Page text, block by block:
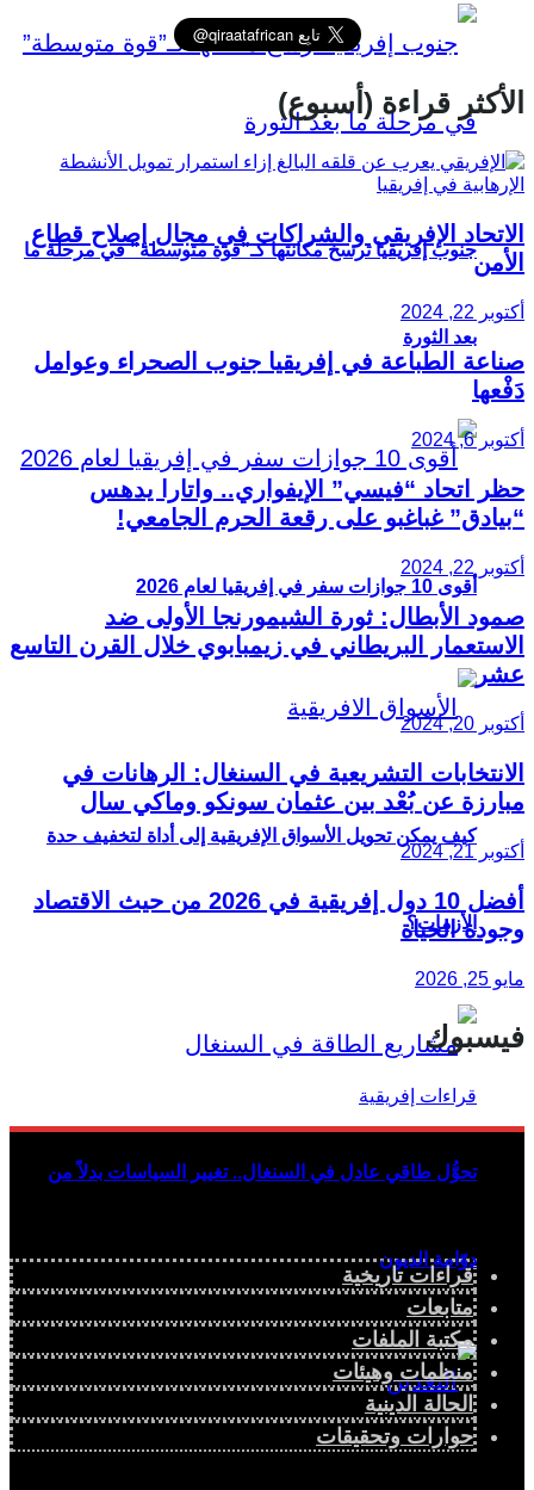
جنوب إفريقيا ترسخ مكانتها كـ”قوة متوسطة” في مرحلة ما
بعد الثورة
أقوى 10 جوازات سفر في إفريقيا لعام 2026
كيف يمكن تحويل الأسواق الإفريقية إلى أداة لتخفيف حدة
الأزمات؟
تحوُّل طاقي عادل في السنغال.. تغيير السياسات بدلاً من
دوّامة الديون
الأكثر قراءة (أسبوع)
الاتحاد الإفريقي والشراكات في مجال إصلاح قطاع
الأمن
أكتوبر 22, 2024
صناعة الطباعة في إفريقيا جنوب الصحراء وعوامل
دَفْعها
أكتوبر 6, 2024
حظر اتحاد “فيسي” الإيفواري.. واتارا يدهس
“بيادق” غباغبو على رقعة الحرم الجامعي!
أكتوبر 22, 2024
صمود الأبطال: ثورة الشيمورنجا الأولى ضد
الاستعمار البريطاني في زيمبابوي خلال القرن التاسع
عشر
أكتوبر 20, 2024
الانتخابات التشريعية في السنغال: الرهانات في
مبارزة عن بُعْد بين عثمان سونكو وماكي سال
أكتوبر 21, 2024
أفضل 10 دول إفريقية في 2026 من حيث الاقتصاد
وجودة الحياة
مايو 25, 2026
فيسبوك
قراءات تاريخية
متابعات
مكتبة الملفات
منظمات وهيئات
الحالة الدينية
حوارات وتحقيقات